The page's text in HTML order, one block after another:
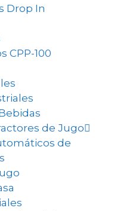
Drop In
CPP-100
de Jugo
de